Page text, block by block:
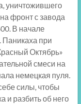
уничтожившего
фронт с завода
В начале
Паникаха при
Октябрь»
смеси на
немецкая пуля.
силы, чтобы
и разбить об него